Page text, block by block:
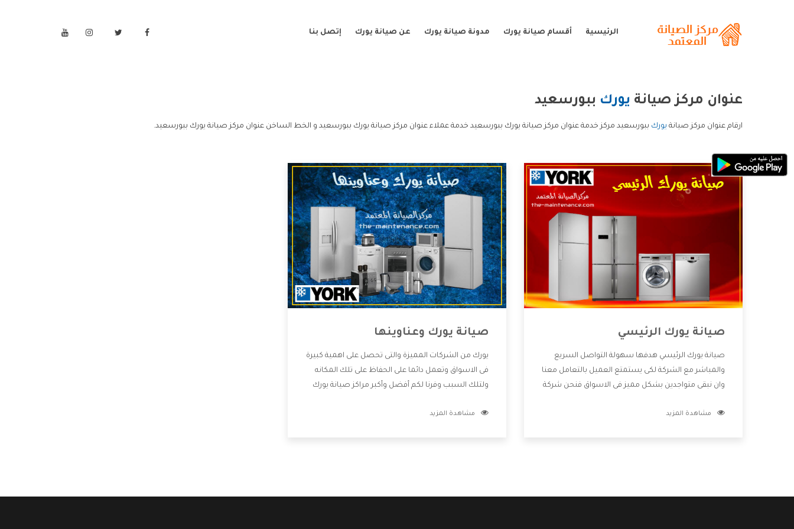
الرئيسية أقسام صيانة يورك مدونة صيانة يورك عن صيانة يورك إتصل بنا
عنوان مركز صيانة يورك ببورسعيد
ارقام عنوان مركز صيانة يورك ببورسعيد مركز خدمة عنوان مركز صيانة يورك ببورسعيد خدمة عملاء عنوان مركز صيانة يورك ببورسعيد و الخط الساخن عنوان مركز صيانة يورك ببورسعيد.
صيانة يورك الرئيسي
صيانة يورك الرئيسي هدفها سهولة التواصل السريع
والمباشر مع الشركة لكى يستمتع العميل بالتعامل معنا
وان نبقى متواجدين بشكل مميز فى الاسواق فنحن شركة
بالخدمات التى تنفرد الشركة بها والتى تكون منها خدمة
مشاهدة المزيد
صيانة يورك وعناوينها
يورك من الشركات المميزة والتى تحصل على اهمية كبيرة
فى الاسواق وتعمل دائما على الحفاظ على تلك المكانه
ولتلك السبب وفرنا لكم أفضل وأكبر مراكز صيانة يورك
القيام بتصليح جميع المنتجات دون اى ازعاج كما أننا نهتم
مشاهدة المزيد